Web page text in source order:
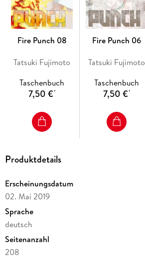
Fire Punch 08
Tatsuki Fujimoto
Taschenbuch
7,50 €*
Fire Punch 06
Tatsuki Fujimoto
Taschenbuch
7,50 €*
Produktdetails
Erscheinungsdatum
02. Mai 2019
Sprache
deutsch
Seitenanzahl
208